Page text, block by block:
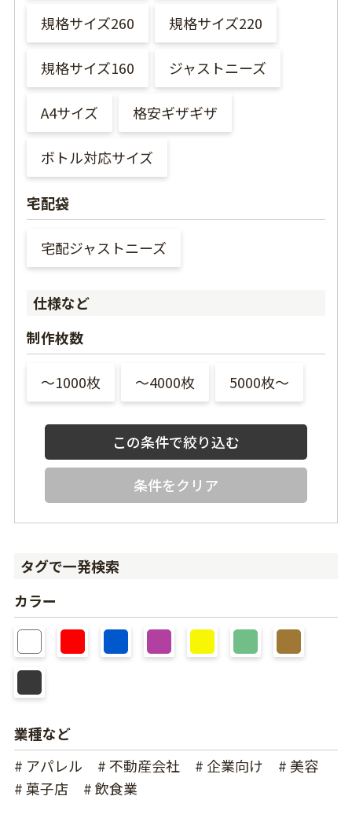
規格サイズ260 規格サイズ220
規格サイズ160 ジャストニーズ
A4サイズ 格安ギザギザ
ボトル対応サイズ
宅配袋
宅配ジャストニーズ
仕様など
制作枚数
〜1000枚 〜4000枚 5000枚〜
条件をクリア
タグで一発検索
カラー
業種など
# アパレル
# 不動産会社 # 企業向け
# 美容
# 菓子店
# 飲食業